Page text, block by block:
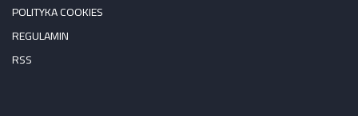
POLITYKA COOKIES
REGULAMIN
RSS